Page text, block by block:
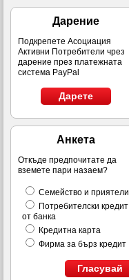
Дарение
Подкрепете Асоциация
Активни Потребители чрез
дарение през платежната
система PayPal
Дарете
Анкета
Откъде предпочитате да
вземете пари назаем?
Семейство и приятели
Потребителски кредит
от банка
Кредитна карта
Фирма за бърз кредит
Гласувай